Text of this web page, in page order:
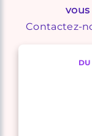
vous
Contactez-